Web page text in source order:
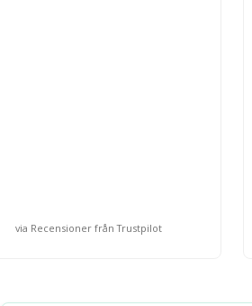
via Recensioner från Trustpilot